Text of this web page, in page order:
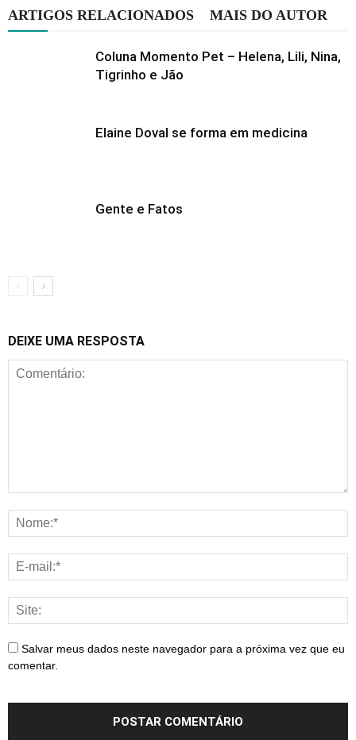
ARTIGOS RELACIONADOS MAIS DO AUTOR
Coluna Momento Pet – Helena, Lili, Nina,
Tigrinho e Jão
Elaine Doval se forma em medicina
Gente e Fatos
DEIXE UMA RESPOSTA
Salvar meus dados neste navegador para a próxima vez que eu
comentar.